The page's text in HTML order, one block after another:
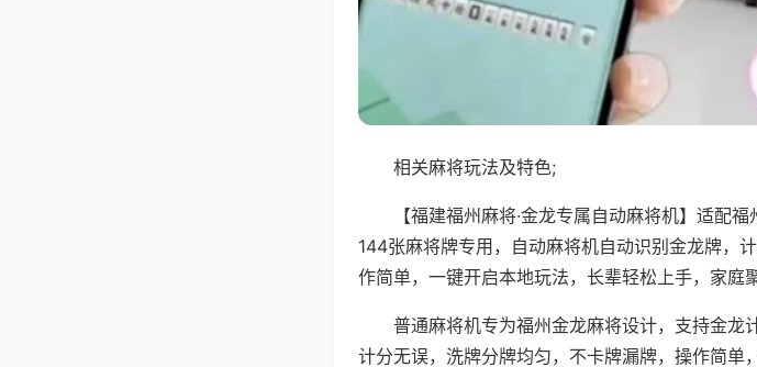
相关麻将玩法及特色;
【福建福州麻将·金龙专属自动麻将机】适配
144张麻将牌专用，自动麻将机自动识别金龙牌，
作简单，一键开启本地玩法，长辈轻松上手，家庭
普通麻将机专为福州金龙麻将设计，支持金龙
计分无误，洗牌分牌均匀，不卡牌漏牌，操作简单